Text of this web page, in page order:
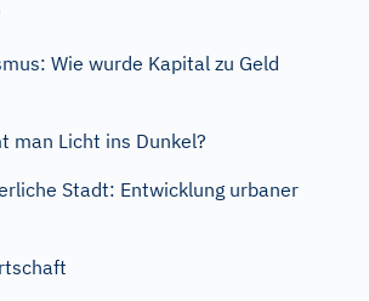
Wie wurde Kapital zu Geld
man Licht ins Dunkel?
Stadt: Entwicklung urbaner